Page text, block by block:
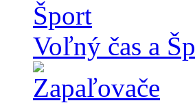
Voľný čas a